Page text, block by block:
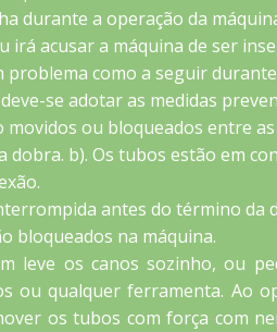
durante a operação da
irá acusar a máquina de ser
problema como a seguir
se adotar as medidas
movidos ou bloqueados entre as
b). Os tubos estão em
antes do término da
bloqueados na máquina.
leve os canos sozinho, ou
ou qualquer ferramenta. Ao
os tubos com força com